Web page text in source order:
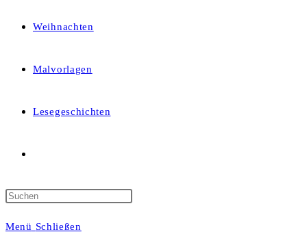
Weihnachten
Malvorlagen
Lesegeschichten
Suche
Menü Schließen